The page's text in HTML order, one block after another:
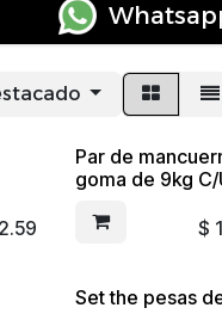
Par de
goma de 9kg C/
$
Set the pesas